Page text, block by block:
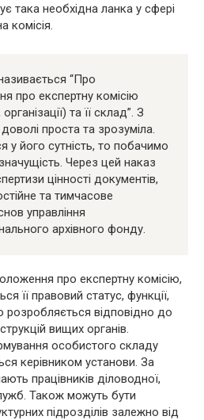
така необхідна ланка у сфері
комісія.
“Про
про експертну комісію
та її склад”. З
проста та зрозуміла.
у його сутність, то побачимо
Через цей наказ
цінності документів,
та тимчасове
управління
архівного фонду.
про експертну комісію,
її правовий статус, функції,
розробляється відповідно до
вищих органів.
особистого складу
керівником установи. За
працівників діловодної,
Також можуть бути
підрозділів залежно від